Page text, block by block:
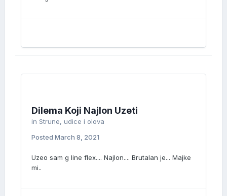
Dilema Koji Najlon Uzeti
in Strune, udice i olova
Posted March 8, 2021
Uzeo sam g line flex.... Najlon.... Brutalan je... Majke
mi..